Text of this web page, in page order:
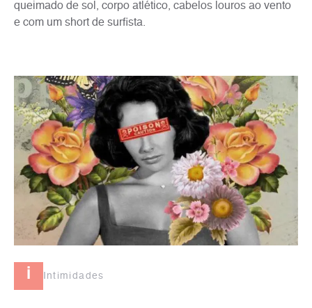
queimado de sol, corpo atlético, cabelos louros ao vento
e com um short de surfista.
i Intimidades